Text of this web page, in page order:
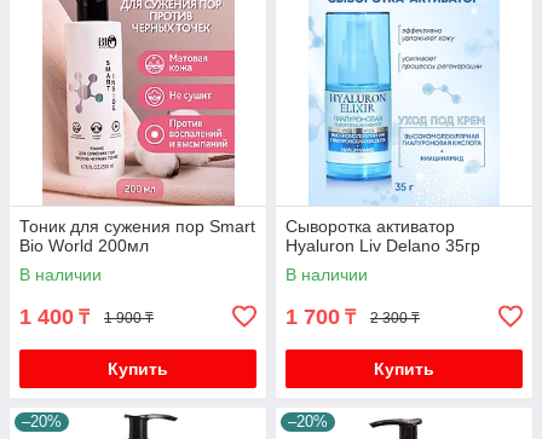
Тоник для сужения пор Smart
Bio World 200мл
В наличии
1 400 ₸ 1 900 ₸
Купить
Сыворотка активатор
Hyaluron Liv Delano 35гр
В наличии
1 700 ₸ 2 300 ₸
Купить
–20% –20%